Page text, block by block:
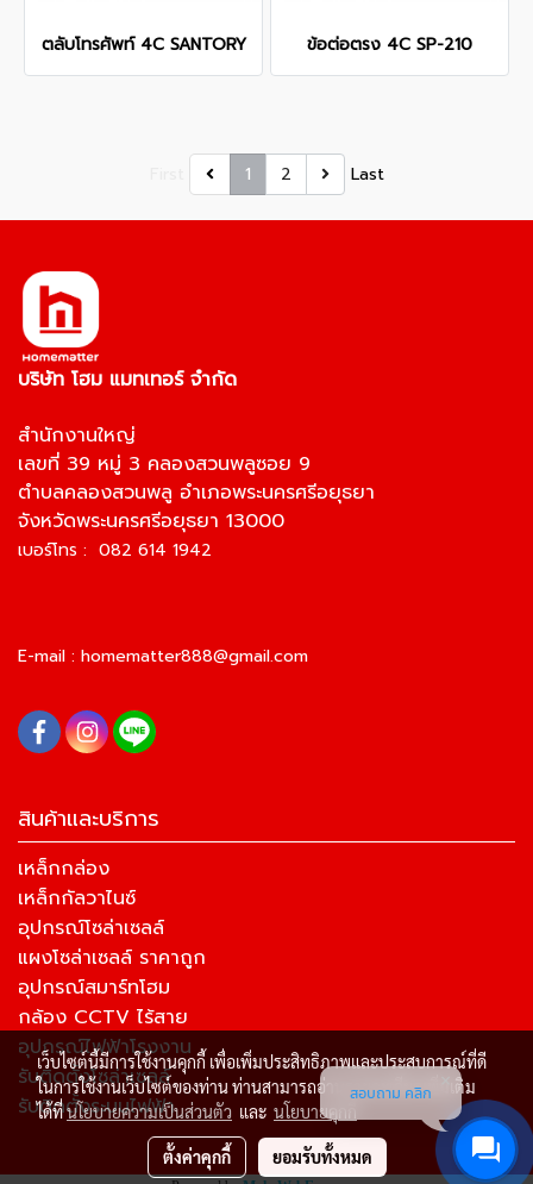
ตลับโทรศัพท์ 4C SANTORY ข้อต่อตรง 4C SP-210
1 2 Last
บริษัท โฮม แมทเทอร์ จำกัด
สำนักงานใหญ่
เลขที่ 39 หมู่ 3 คลองสวนพลูซอย 9
ตำบลคลองสวนพลู อำเภอพระนครศรีอยุธยา
จังหวัดพระนครศรีอยุธยา 13000
เบอร์โทร : 082 614 1942
E-mail : homematter888@gmail.com
สินค้าและบริการ
เหล็กกล่อง
เหล็กกัลวาไนซ์
อุปกรณ์โซล่าเซลล์
แผงโซล่าเซลล์ ราคาถูก
อุปกรณ์สมาร์ทโฮม
กล้อง CCTV ไร้สาย
อุปกรณ์ไฟฟ้าโรงงาน
รับติดตั้งโซล่าเซลล์
รับติดตั้งระบบไฟฟ้า
เว็บไซต์นี้มีการใช้งานคุกกี้ เพื่อเพิ่มประสิทธิภาพและประสบการณ์ที่ดี
ในการใช้งานเว็บไซต์ของท่าน ท่านสามารถอ่านรายละเอียดเพิ่มเติม
ได้ที่นโยบายความเป็นส่วนตัว และ นโยบายคุกกี้
ตั้งค่าคุกกี้ ยอมรับทั้งหมด
สอบถาม คลิก